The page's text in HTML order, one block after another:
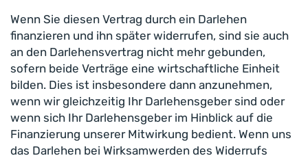
Wenn Sie diesen Vertrag durch ein Darlehen
finanzieren und ihn später widerrufen, sind sie auch
an den Darlehensvertrag nicht mehr gebunden,
sofern beide Verträge eine wirtschaftliche Einheit
bilden. Dies ist insbesondere dann anzunehmen,
wenn wir gleichzeitig Ihr Darlehensgeber sind oder
wenn sich Ihr Darlehensgeber im Hinblick auf die
Finanzierung unserer Mitwirkung bedient. Wenn uns
das Darlehen bei Wirksamwerden des Widerrufs